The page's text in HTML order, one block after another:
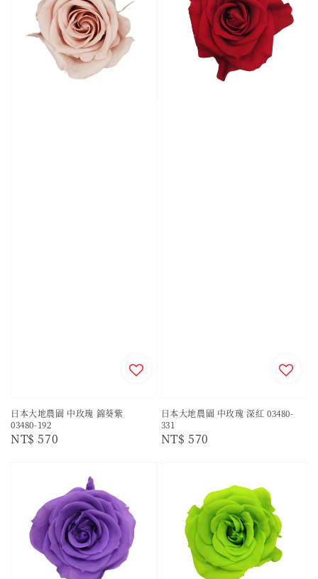
日本大地農園 中玫瑰 錦葵紫
03480-192
Regular
NT$ 570
日本大地農園 中玫瑰 深紅 03480-
331
Regular
NT$ 570